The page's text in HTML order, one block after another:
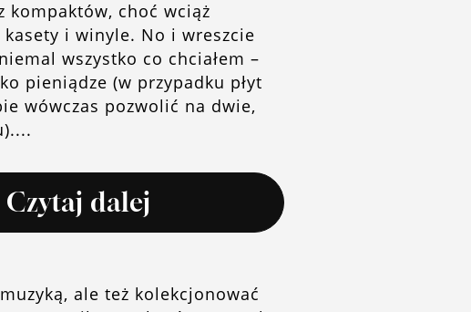
kompaktów, choć wciąż
kasety i winyle. No i wreszcie
wszystko co chciałem –
pieniądze (w przypadku płyt
wówczas pozwolić na dwie,
Czytaj dalej
ale też kolekcjonować